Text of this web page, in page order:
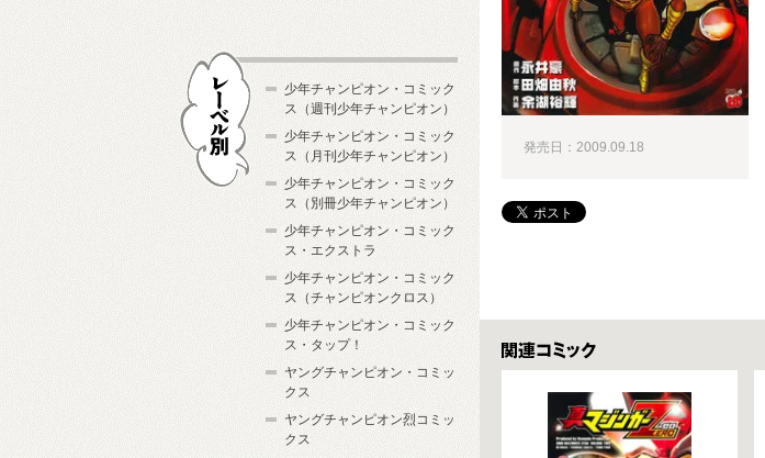
発売日：2009.09.18
関連コミックス
少年チャンピオン・コミック
ス（週刊少年チャンピオン）
少年チャンピオン・コミック
ス（月刊少年チャンピオン）
少年チャンピオン・コミック
ス（別冊少年チャンピオン）
少年チャンピオン・コミック
ス・エクストラ
少年チャンピオン・コミック
ス（チャンピオンクロス）
少年チャンピオン・コミック
ス・タップ！
ヤングチャンピオン・コミッ
クス
ヤングチャンピオン烈コミッ
クス